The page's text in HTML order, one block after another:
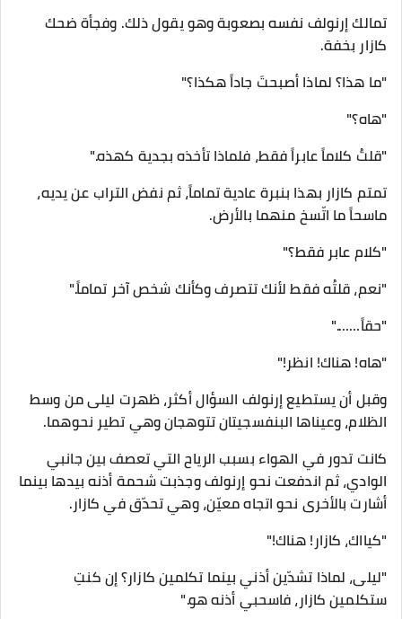
تمالك إرنولف نفسه بصعوبة وهو يقول ذلك. وفجأة ضحك
كازار بخفة.
"ما هذا؟ لماذا أصبحتَ جاداً هكذا؟"
"هاه؟"
"قلتُ كلاماً عابراً فقط، فلماذا تأخذه بجدية كهذه."
تمتم كازار بهذا بنبرة عادية تماماً، ثم نفض التراب عن يديه،
ماسحاً ما اتّسخ منهما بالأرض.
"كلام عابر فقط؟"
"نعم، قلتُه فقط لأنك تتصرف وكأنك شخص آخر تماماً."
"حقاً……."
"هاه! هناك! انظر!"
وقبل أن يستطيع إرنولف السؤال أكثر، ظهرت ليلى من وسط
الظلام، وعيناها البنفسجيتان تتوهجان وهي تطير نحوهما.
كانت تدور في الهواء بسبب الرياح التي تعصف بين جانبي
الوادي، ثم اندفعت نحو إرنولف وجذبت شحمة أذنه بيدها بينما
أشارت بالأخرى نحو اتجاه معيّن، وهي تحدّق في كازار.
"كيااك، كازار! هناك!"
"ليلى، لماذا تشدّين أذني بينما تكلمين كازار؟ إن كنتِ
ستكلمين كازار، فاسحبي أذنه هو."